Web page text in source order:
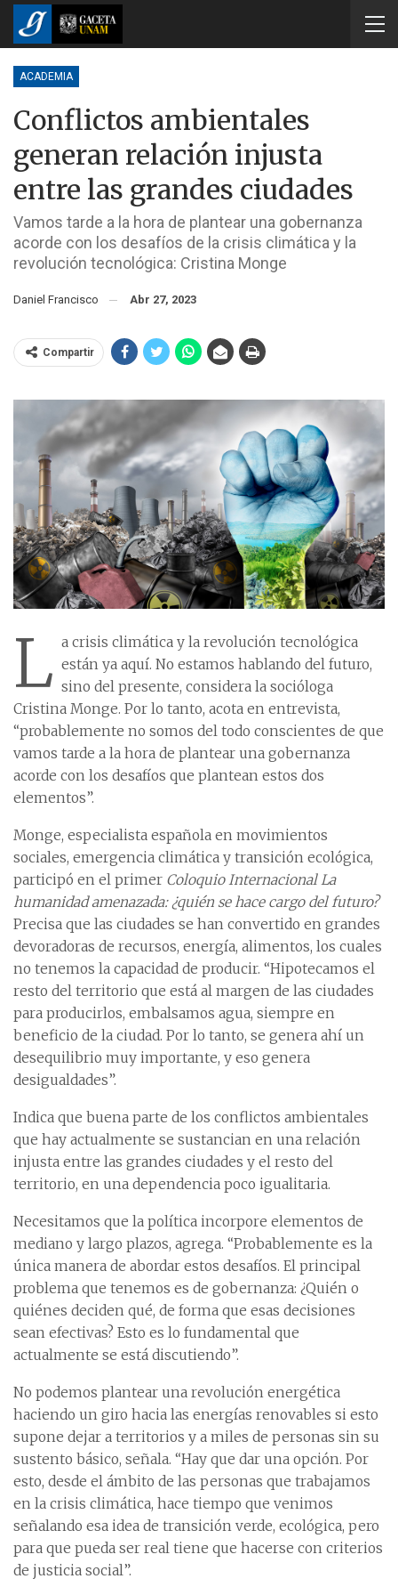
ACADEMIA
Conflictos ambientales
generan relación injusta
entre las grandes ciudades
Vamos tarde a la hora de plantear una gobernanza
acorde con los desafíos de la crisis climática y la
revolución tecnológica: Cristina Monge
Daniel Francisco Abr 27, 2023
Compartir
L a crisis climática y la revolución tecnológica
están ya aquí. No estamos hablando del futuro,
sino del presente, considera la socióloga
Cristina Monge. Por lo tanto, acota en entrevista,
“probablemente no somos del todo conscientes de que
vamos tarde a la hora de plantear una gobernanza
acorde con los desafíos que plantean estos dos
elementos”.
Monge, especialista española en movimientos
sociales, emergencia climática y transición ecológica,
participó en el primer Coloquio Internacional La
humanidad amenazada: ¿quién se hace cargo del futuro?
Precisa que las ciudades se han convertido en grandes
devoradoras de recursos, energía, alimentos, los cuales
no tenemos la capacidad de producir. “Hipotecamos el
resto del territorio que está al margen de las ciudades
para producirlos, embalsamos agua, siempre en
beneficio de la ciudad. Por lo tanto, se genera ahí un
desequilibrio muy importante, y eso genera
desigualdades”.
Indica que buena parte de los conflictos ambientales
que hay actualmente se sustancian en una relación
injusta entre las grandes ciudades y el resto del
territorio, en una dependencia poco igualitaria.
Necesitamos que la política incorpore elementos de
mediano y largo plazos, agrega. “Probablemente es la
única manera de abordar estos desafíos. El principal
problema que tenemos es de gobernanza: ¿Quién o
quiénes deciden qué, de forma que esas decisiones
sean efectivas? Esto es lo fundamental que
actualmente se está discutiendo”.
No podemos plantear una revolución energética
haciendo un giro hacia las energías renovables si esto
supone dejar a territorios y a miles de personas sin su
sustento básico, señala. “Hay que dar una opción. Por
esto, desde el ámbito de las personas que trabajamos
en la crisis climática, hace tiempo que venimos
señalando esa idea de transición verde, ecológica, pero
para que pueda ser real tiene que hacerse con criterios
de justicia social”.